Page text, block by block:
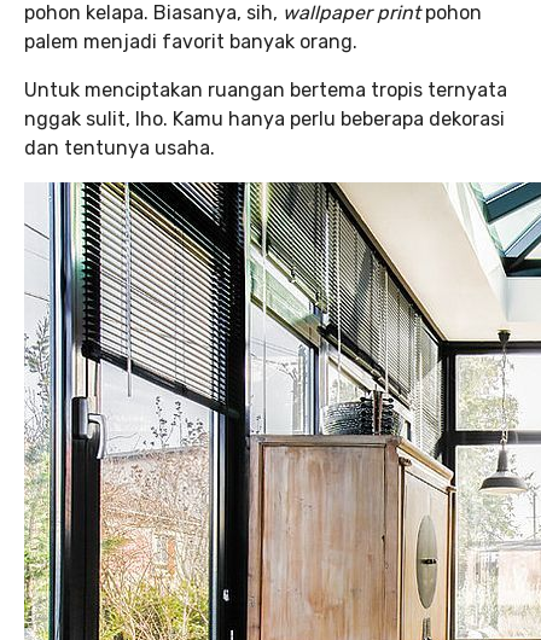
pohon kelapa. Biasanya, sih, wallpaper printpohon
palem menjadi favorit banyak orang.
Untuk menciptakan ruangan bertema tropis ternyata
nggak sulit, lho. Kamu hanya perlu beberapa dekorasi
dan tentunya usaha.